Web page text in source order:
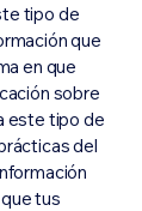
tipo de
que
en que
sobre
este tipo de
del
tus